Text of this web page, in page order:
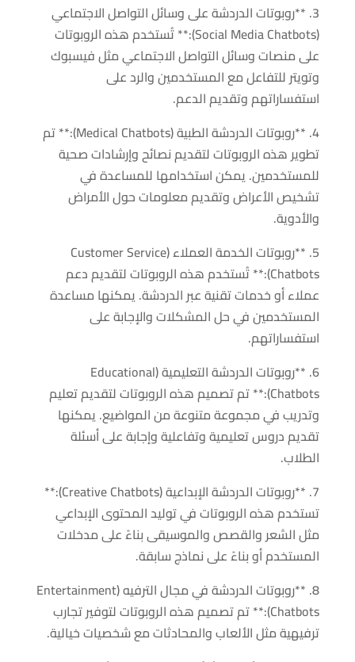
3. **روبوتات الدردشة على وسائل التواصل الاجتماعي
(Social Media Chatbots):** تُستخدم هذه الروبوتات
على منصات وسائل التواصل الاجتماعي مثل فيسبوك
وتويتر للتفاعل مع المستخدمين والرد على
استفساراتهم وتقديم الدعم.
4. **روبوتات الدردشة الطبية (Medical Chatbots):** تم
تطوير هذه الروبوتات لتقديم نصائح وإرشادات صحية
للمستخدمين. يمكن استخدامها للمساعدة في
تشخيص الأعراض وتقديم معلومات حول الأمراض
والأدوية.
5. **روبوتات الخدمة العملاء (Customer Service
Chatbots):** تُستخدم هذه الروبوتات لتقديم دعم
عملاء أو خدمات تقنية عبر الدردشة. يمكنها مساعدة
المستخدمين في حل المشكلات والإجابة على
استفساراتهم.
6. **روبوتات الدردشة التعليمية (Educational
Chatbots):** تم تصميم هذه الروبوتات لتقديم تعليم
وتدريب في مجموعة متنوعة من المواضيع. يمكنها
تقديم دروس تعليمية وتفاعلية وإجابة على أسئلة
الطلاب.
7. **روبوتات الدردشة الإبداعية (Creative Chatbots):**
تستخدم هذه الروبوتات في توليد المحتوى الإبداعي
مثل الشعر والقصص والموسيقى بناءً على مدخلات
المستخدم أو بناءً على نماذج سابقة.
8. **روبوتات الدردشة في مجال الترفيه (Entertainment
Chatbots):** تم تصميم هذه الروبوتات لتوفير تجارب
ترفيهية مثل الألعاب والمحادثات مع شخصيات خيالية.